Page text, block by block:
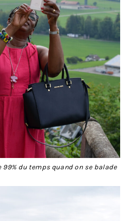
du temps quand on se balade